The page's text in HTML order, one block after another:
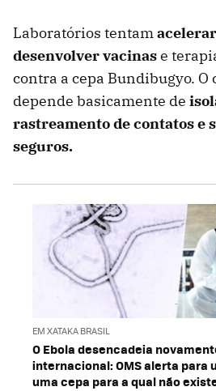
Laboratórios tentam
desenvolver vacinase
contra a cepa Bundibugyo. O
depende basicamente de
rastreamento de contatos e
seguros.
EM XATAKA BRASIL
O Ebola desencadeia
internacional: OMS alerta para
uma cepa para a qual não